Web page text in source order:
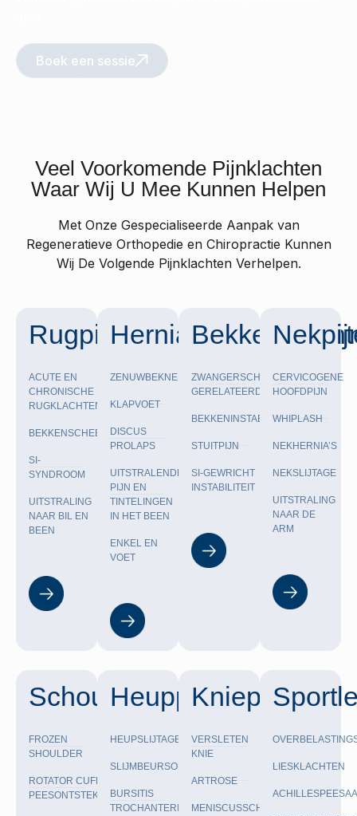
Boek een sessie
Veel Voorkomende Pijnklachten
Waar Wij U Mee Kunnen Helpen
Met Onze Gespecialiseerde Aanpak van
Regeneratieve Orthopedie en Chiropractie Kunnen
Wij De Volgende Pijnklachten Verhelpen.
Rugpijn
ACUTE EN
CHRONISCHE
RUGKLACHTEN
BEKKENSCHEEFSTAND
SI-
SYNDROOM
UITSTRALING
NAAR BIL EN
BEEN
Hernia
ZENUWBEKNELLING
KLAPVOET
DISCUS
PROLAPS
UITSTRALENDE
PIJN EN
TINTELINGEN
IN HET BEEN
ENKEL EN
VOET
ZWANGERSCHAP-
GERELATEERDE
BEKKENINSTABILITEIT
STUITPIJN
SI-GEWRICHT
INSTABILITEIT
CERVICOGENE
HOOFDPIJN
WHIPLASH
NEKHERNIA’S
NEKSLIJTAGE
UITSTRALING
NAAR DE
ARM
Schouderpijn
FROZEN
SHOULDER
ROTATOR CUFF
PEESONTSTEKING
Heuppijn
HEUPSLIJTAGE
SLIJMBEURSONTSTEKING
BURSITIS
TROCHANTERICA
Kniepijn
VERSLETEN
KNIE
ARTROSE
MENISCUSSCHEUR
LIESKLACHTEN